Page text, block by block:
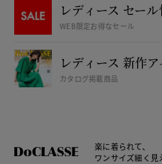
レディース セー
WEB限定お得なセール
レディース 新作ア
カタログ掲載商品
楽に着られて、
ワンサイズ細く見